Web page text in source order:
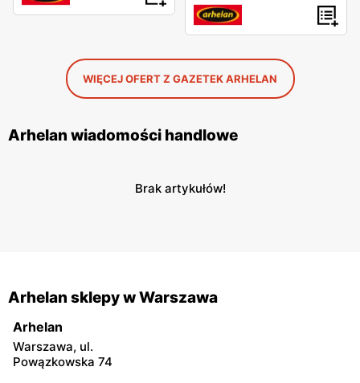
WIĘCEJ OFERT Z GAZETEK ARHELAN
Arhelan wiadomości handlowe
Brak artykułów!
Arhelan sklepy w Warszawa
Arhelan
Warszawa, ul.
Powązkowska 74